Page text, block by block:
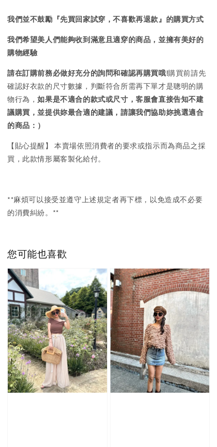
我們並不鼓勵『先買回家試穿，不喜歡再退款』的購買方式
我們希望美人們能夠收到滿意且適穿的商品，並擁有美好的
購物經驗
請在訂購前務必做好充分的詢問和確認再購買哦!購買前請先
確認好衣款的尺寸數據，判斷符合所需再下單才是聰明的購
物行為，如果是不適合的款式或尺寸，客服會直接告知不建
議購買，並提供妳最合適的建議，請讓我們協助妳挑選適合
的商品：）
【貼心提醒】 本賣場依照消費者的要求或指示而為商品之採
買，此款情形屬客製化給付。
**麻煩可以接受並遵守上述規定者再下標，以免造成不必要
的消費糾紛。**
您可能也喜歡